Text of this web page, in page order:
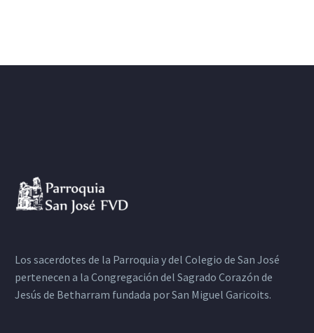
Los sacerdotes de la Parroquia y del Colegio de San José
pertenecen a la Congregación del Sagrado Corazón de
Jesús de Betharram fundada por San Miguel Garicoits.